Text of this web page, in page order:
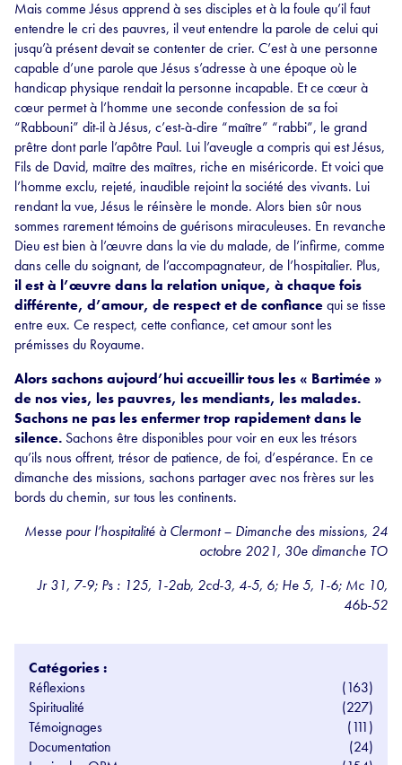
Mais comme Jésus apprend à ses disciples et à la foule qu’il faut
entendre le cri des pauvres, il veut entendre la parole de celui qui
jusqu’à présent devait se contenter de crier. C’est à une personne
capable d’une parole que Jésus s’adresse à une époque où le
handicap physique rendait la personne incapable. Et ce cœur à
cœur permet à l’homme une seconde confession de sa foi
“Rabbouni” dit-il à Jésus, c’est-à-dire “maître” “rabbi”, le grand
prêtre dont parle l’apôtre Paul. Lui l’aveugle a compris qui est Jésus,
Fils de David, maître des maîtres, riche en miséricorde. Et voici que
l’homme exclu, rejeté, inaudible rejoint la société des vivants. Lui
rendant la vue, Jésus le réinsère le monde. Alors bien sûr nous
sommes rarement témoins de guérisons miraculeuses. En revanche
Dieu est bien à l’œuvre dans la vie du malade, de l’infirme, comme
dans celle du soignant, de l’accompagnateur, de l’hospitalier. Plus,
il est à l’œuvre dans la relation unique, à chaque fois
différente, d’amour, de respect et de confiancequi se tisse
entre eux. Ce respect, cette confiance, cet amour sont les
prémisses du Royaume.
Alors sachons aujourd’hui accueillir tous les « Bartimée »
de nos vies, les pauvres, les mendiants, les malades.
Sachons ne pas les enfermer trop rapidement dans le
silence. Sachons être disponibles pour voir en eux les trésors
qu’ils nous offrent, trésor de patience, de foi, d’espérance. En ce
dimanche des missions, sachons partager avec nos frères sur les
bords du chemin, sur tous les continents.
Messe pour l’hospitalité à Clermont – Dimanche des missions, 24
octobre 2021, 30e dimanche TO
Jr 31, 7-9; Ps : 125, 1-2ab, 2cd-3, 4-5, 6; He 5, 1-6; Mc 10,
46b-52
Catégories :
Réflexions
(163)
Spiritualité
(227)
Témoignages
(111)
Documentation
(24)